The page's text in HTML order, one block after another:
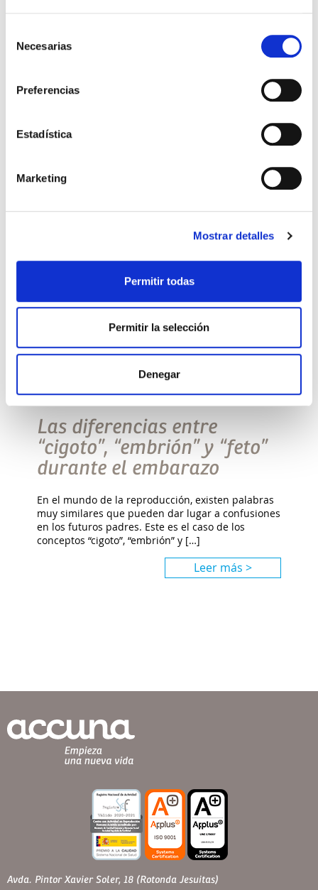
Necesarias
Preferencias
Estadística
Marketing
Mostrar detalles
Permitir todas
Permitir la selección
Denegar
es? ¿Cómo ayuda a
¿Cómo mejorarla?
El endometrio es la capa más interna del útero y la
que durante cada ciclo menstrual se prepara para
aceptar y acoger al embrión. Si no se produce el
Las diferencias entre
“cigoto”, “embrión” y “feto”
durante el embarazo
En el mundo de la reproducción, existen palabras
muy similares que pueden dar lugar a confusiones
en los futuros padres. Este es el caso de los
conceptos “cigoto”, “embrión” y […]
Leer más >
Avda. Pintor Xavier Soler, 18 (Rotonda Jesuitas)